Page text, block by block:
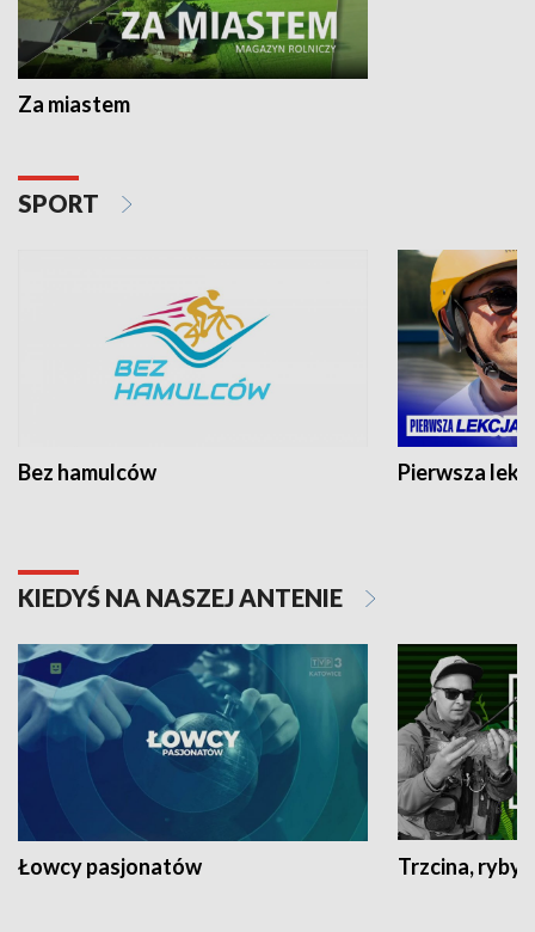
Za miastem
SPORT
Bez hamulców Pierwsza
KIEDYŚ NA NASZEJ ANTENIE
Łowcy pasjonatów Trzcina, ryby